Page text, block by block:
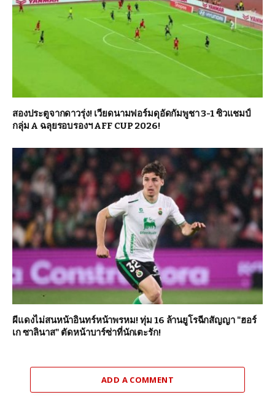
สองประตูจากดาวรุ่ง! เวียดนามฟอร์มดุอัดกัมพูชา 3-1 ซิวแชมป์
กลุ่ม A ฉลุยรอบรองฯ AFF CUP 2026!
ผีแดงไม่สนหน้าอินทร์หน้าพรหม! ทุ่ม 16 ล้านยูโรฉีกสัญญา "ฮอร์
เก ซาลินาส" ตัดหน้าบาร์ซ่าที่นักเตะรัก!
ADD A COMMENT